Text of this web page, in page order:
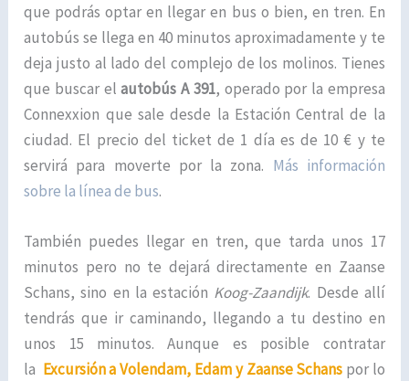
que podrás optar en llegar en bus o bien, en tren. En
autobús se llega en 40 minutos aproximadamente y te
deja justo al lado del complejo de los molinos. Tienes
que buscar elautobús A 391, operado por la empresa
Connexxion que sale desde la Estación Central de la
ciudad. El precio del ticket de 1 día es de 10 € y te
servirá para moverte por la zona. Más información
sobre la línea de bus.
También puedes llegar en tren, que tarda unos 17
minutos pero no te dejará directamente en Zaanse
Schans, sino en la estación Koog-Zaandijk. Desde allí
tendrás que ir caminando, llegando a tu destino en
unos 15 minutos. Aunque es posible contratar
la Excursión a Volendam, Edam y Zaanse Schans por lo